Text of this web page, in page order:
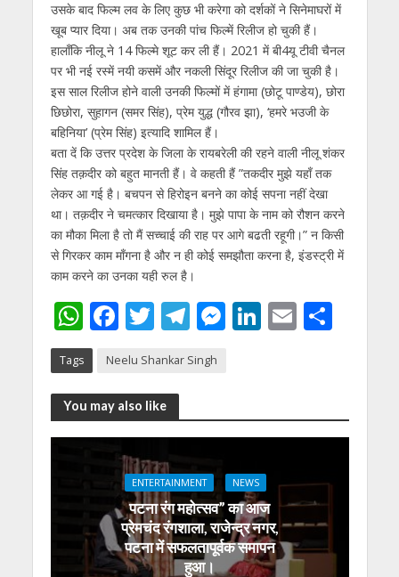
उसके बाद फिल्म लव के लिए कुछ भी करेगा को दर्शकों ने सिनेमाघरों में
खूब प्यार दिया। अब तक उनकी पांच फिल्में रिलीज हो चुकी हैं।
हालाँकि नीलू ने 14 फिल्मे शूट कर ली हैं। 2021 में बी4यू टीवी चैनल
पर भी नई रस्में नयी कसमें और नकली सिंदूर रिलीज की जा चुकी है।
इस साल रिलीज होने वाली उनकी फिल्मों में हंगामा (छोटू पाण्डेय), छोरा
छिछोरा, सुहागन (समर सिंह), प्रेम युद्ध (गौरव झा), ‘हमरे भउजी के
बहिनिया’ (प्रेम सिंह) इत्यादि शामिल हैं।
बता दें कि उत्तर प्रदेश के जिला के रायबरेली की रहने वाली नीलू शंकर
सिंह तक़दीर को बहुत मानती हैं। वे कहती हैं ”तकदीर मुझे यहाँ तक
लेकर आ गई है। बचपन से हिरोइन बनने का कोई सपना नहीं देखा
था। तक़दीर ने चमत्कार दिखाया है। मुझे पापा के नाम को रौशन करने
का मौका मिला है तो मैं सच्चाई की राह पर आगे बढती रहूगी।” न किसी
से गिरकर काम माँगना है और न ही कोई समझौता करना है, इंडस्ट्री में
काम करने का उनका यही रुल है।
W
h
at
s
A
F
e
b
o
o
k
T
itt
er
T
e
a
M
n
er
Li
dI
E S
Tags Neelu Shankar Singh
You may also like
ENTERTAINMENT NEWS
पटना रंग महोत्सव” का आज
प्रेमचंद रंगशाला, राजेन्द्र नगर,
पटना में सफलतापूर्वक समापन
हुआ।